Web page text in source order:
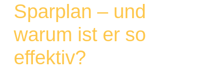
Sparplan – und
warum ist er so
effektiv?